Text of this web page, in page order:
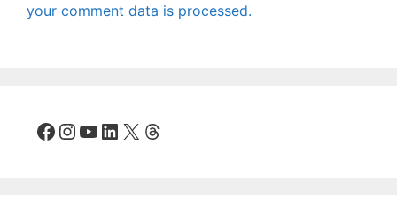
your comment data is processed.
Facebook
Instagram
YouTube
LinkedIn
X Threads